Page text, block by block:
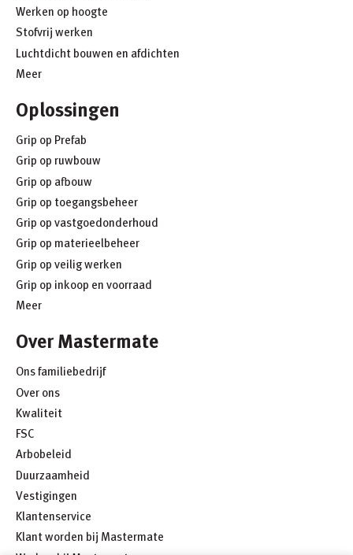
Werken op hoogte
Stofvrij werken
Luchtdicht bouwen en afdichten
Meer
Oplossingen
Grip op Prefab
Grip op ruwbouw
Grip op afbouw
Grip op toegangsbeheer
Grip op vastgoedonderhoud
Grip op materieelbeheer
Grip op veilig werken
Grip op inkoop en voorraad
Meer
Over Mastermate
Ons familiebedrijf
Over ons
Kwaliteit
FSC
Arbobeleid
Duurzaamheid
Vestigingen
Klantenservice
Klant worden bij Mastermate